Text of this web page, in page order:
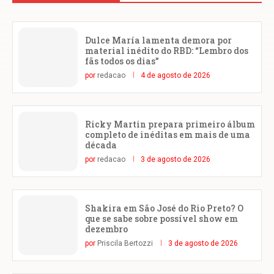
Dulce María lamenta demora por
material inédito do RBD: “Lembro dos
fãs todos os dias”
por redacao 4 de agosto de 2026
Ricky Martin prepara primeiro álbum
completo de inéditas em mais de uma
década
por redacao 3 de agosto de 2026
Shakira em São José do Rio Preto? O
que se sabe sobre possível show em
dezembro
por Priscila Bertozzi 3 de agosto de 2026